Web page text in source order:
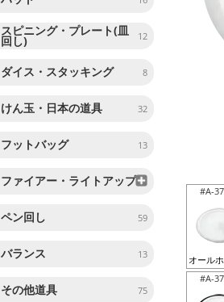
スピニング・プレート(皿
回し) 12
ダイス・スタッキング 8
けん玉・日本の道具 32
フットバッグ 13
ファイアー・ライトアップ
ペン回し 59
バランス 13
その他道具 75
#A-
オール
#A-